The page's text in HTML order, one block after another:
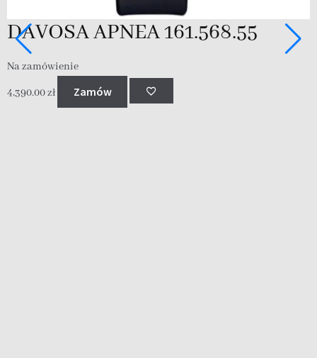
DAVOSA APNEA 161.568.55
Na zamówienie
4,390.00zł Zamów